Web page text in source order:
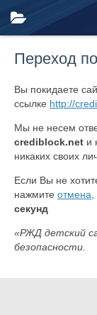
Переход
Вы покидаете
ссылке http://
Мы не несем
crediblock.net и
никаких своих
Если Вы не
нажмите отмена
секунд
«РЖД детский
безопасности.